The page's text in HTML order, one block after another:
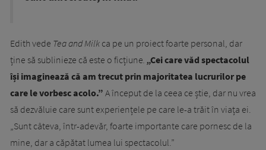
Edith vede Tea and Milk ca pe un proiect foarte personal, dar
ține să sublinieze că este o ficțiune „Cei care văd spectacolul
își imaginează că am trecut prin majoritatea lucrurilor pe
care le vorbesc acolo.” A început de la ceea ce știe, dar nu vrea
să dezvăluie care sunt experiențele pe care le-a trăit în viața ei.
„Sunt câteva, într-adevăr, foarte importante care pornesc de la
mine, dar a căpătat lumea lui spectacolul.”